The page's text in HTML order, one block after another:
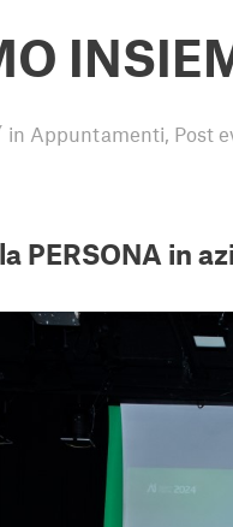
in Appuntamenti, Post
PERSONA in